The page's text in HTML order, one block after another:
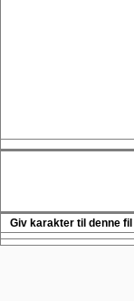
Giv karakter til denne fil